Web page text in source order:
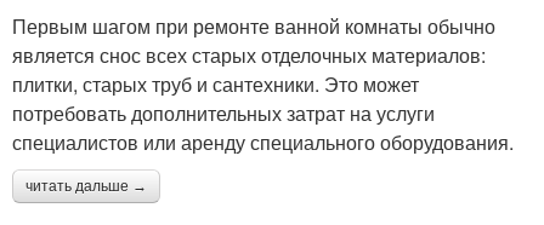
Первым шагом при ремонте ванной комнаты обычно
является снос всех старых отделочных материалов:
плитки, старых труб и сантехники. Это может
потребовать дополнительных затрат на услуги
специалистов или аренду специального оборудования.
читать дальше →